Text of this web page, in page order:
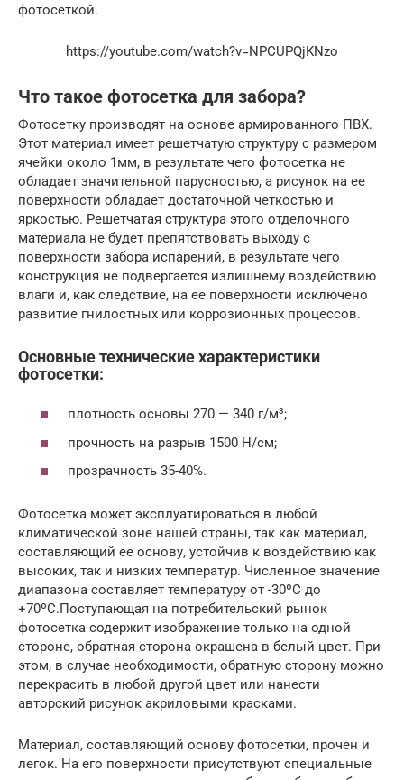
фотосеткой.
https://youtube.com/watch?v=NPCUPQjKNzo
Что такое фотосетка для забора?
Фотосетку производят на основе армированного ПВХ.
Этот материал имеет решетчатую структуру с размером
ячейки около 1мм, в результате чего фотосетка не
обладает значительной парусностью, а рисунок на ее
поверхности обладает достаточной четкостью и
яркостью. Решетчатая структура этого отделочного
материала не будет препятствовать выходу с
поверхности забора испарений, в результате чего
конструкция не подвергается излишнему воздействию
влаги и, как следствие, на ее поверхности исключено
развитие гнилостных или коррозионных процессов.
Основные технические характеристики
фотосетки:
плотность основы 270 — 340 г/м³;
прочность на разрыв 1500 Н/см;
прозрачность 35-40%.
Фотосетка может эксплуатироваться в любой
климатической зоне нашей страны, так как материал,
составляющий ее основу, устойчив к воздействию как
высоких, так и низких температур. Численное значение
диапазона составляет температуру от -30ºС до
+70ºС.Поступающая на потребительский рынок
фотосетка содержит изображение только на одной
стороне, обратная сторона окрашена в белый цвет. При
этом, в случае необходимости, обратную сторону можно
перекрасить в любой другой цвет или нанести
авторский рисунок акриловыми красками.
Материал, составляющий основу фотосетки, прочен и
легок. На его поверхности присутствуют специальные